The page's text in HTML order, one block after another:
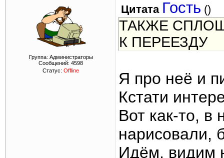
Группа: Администраторы
Сообщений: 4598
Статус: Offline
Цитата Гость ()
ТАКЖЕ
К ПЕРЕЕЗДУ
Я про неё и
Кстати
Вот как-то, в
нарисовали,
Идём, видим